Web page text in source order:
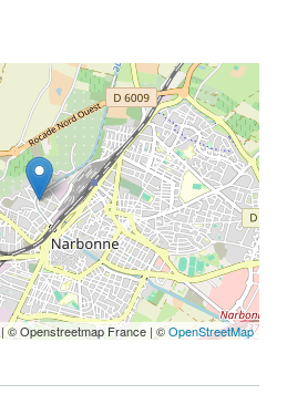
|© Openstreetmap France | ©OpenStreetMap